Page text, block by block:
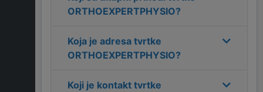
ORTHOEXPERTPHYSIO?
Koja je adresa tvrtke
ORTHOEXPERTPHYSIO?
Koji je kontakt tvrtke